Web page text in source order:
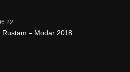
– Modar 2018